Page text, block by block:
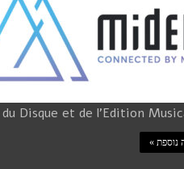
נוספת »